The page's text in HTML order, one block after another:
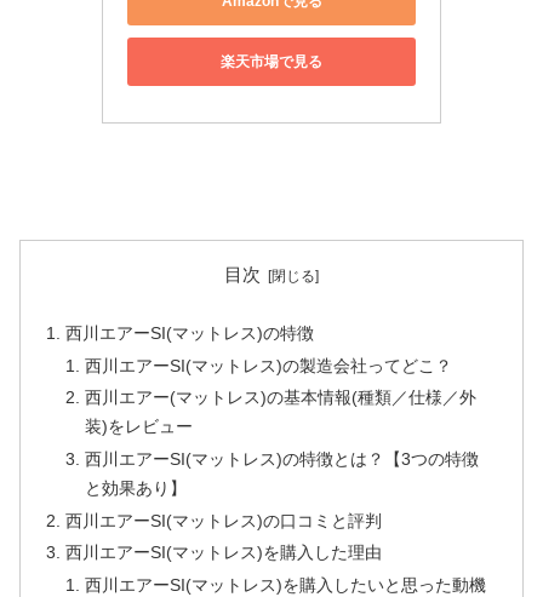
楽天市場で見る
目次
西川エアーSI(マットレス)の特徴
西川エアーSI(マットレス)の製造会社ってどこ？
西川エアー(マットレス)の基本情報(種類／仕様／外
装)をレビュー
西川エアーSI(マットレス)の特徴とは？【3つの特徴
と効果あり】
西川エアーSI(マットレス)の口コミと評判
西川エアーSI(マットレス)を購入した理由
西川エアーSI(マットレス)を購入したいと思った動機